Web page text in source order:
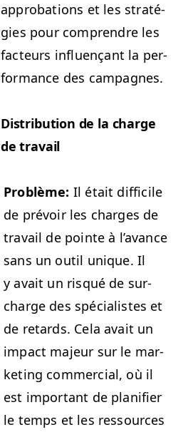
appro­ba­tions et les straté­
gies pour com­pren­dre les
fac­teurs influ­ençant la per­
for­mance des campagnes.
Dis­tri­b­u­tion de la charge
de travail
Prob­lème: Il était dif­fi­cile
de prévoir les charges de
tra­vail de pointe à l’a­vance
sans un out­il unique. Il
y avait un risqué de sur­
charge des spé­cial­istes et
de retards. Cela avait un
impact majeur sur le mar­
ket­ing com­mer­cial, où il
est impor­tant de plan­i­fi­er
le temps et les ressources